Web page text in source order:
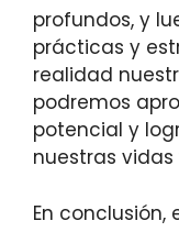
profundos, y
prácticas y
realidad
podremos
potencial y
nuestras
En conclusión,